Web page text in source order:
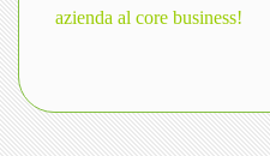
azienda al core business!